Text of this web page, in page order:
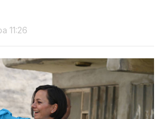
11:26